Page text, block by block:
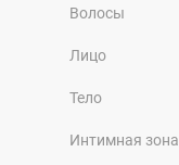
Волосы
Лицо
Тело
Интимная зона